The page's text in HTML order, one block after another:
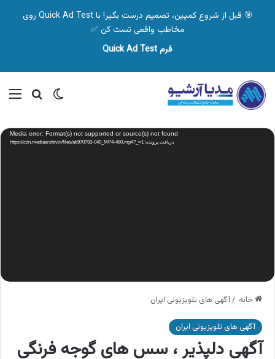
🎯 قبل از شروع کمپین، تصمیم درست بگیر! با Quick Ad Test روی
مخاطب واقعی تست کن ✅
فرم Quick Ad Test
تغییر پوسته
نمایشگر
ویدیو Media error: Format(s) not supported or source(s) not found
دریافت پرونده: https://cdn.mediaarshiv.ir/files/ab970793-040_MP4-480.mp4?_=1
خانه /آگهی های تلویزیونی ایران
آگهی های تلویزیونی ایران
آگهی دلپذیر ، سس های گوجه فرنگی